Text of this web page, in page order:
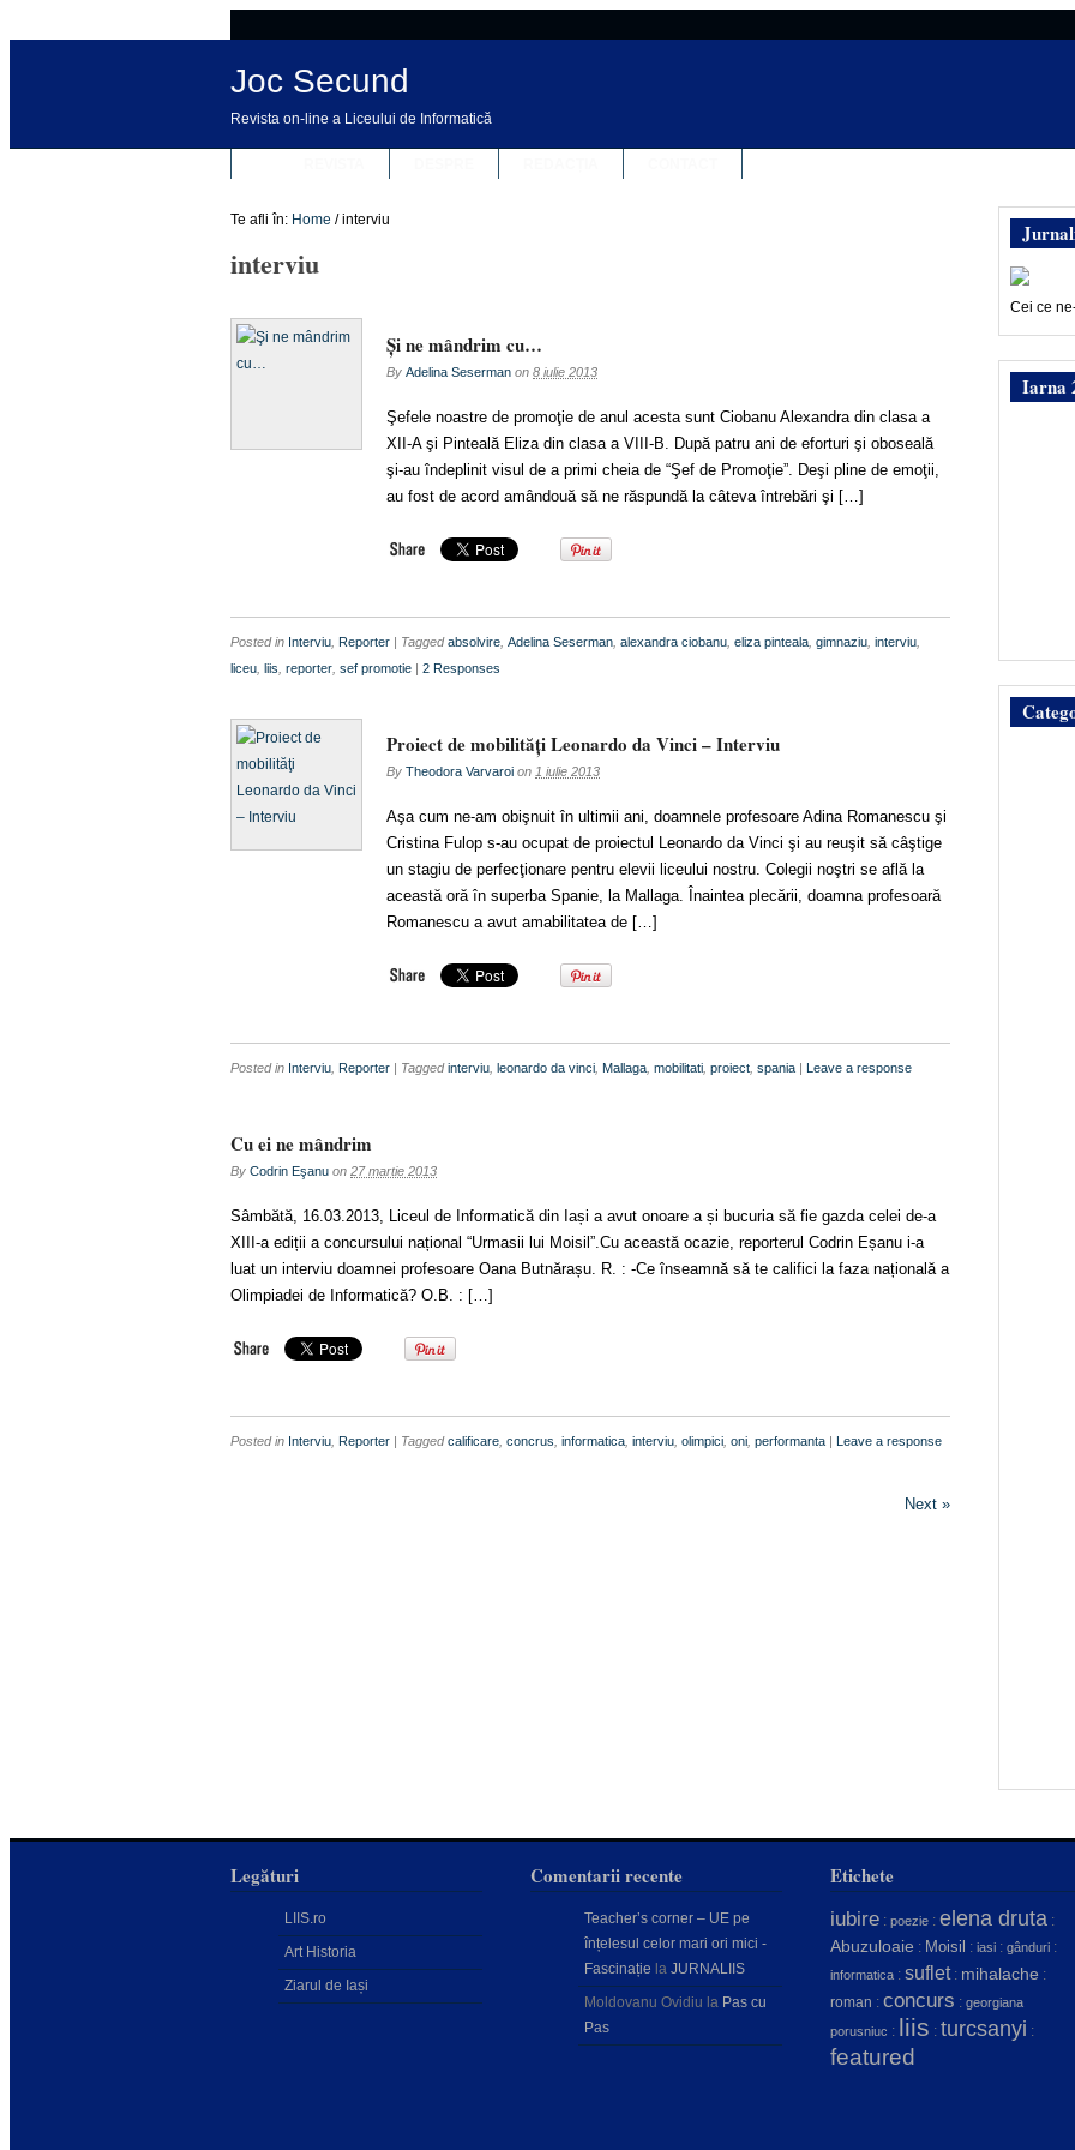
Joc Secund
Revista on-line a Liceului de Informatică
Te afli în: Home / interviu
interviu
Şi ne mândrim cu…
By Adelina Seserman on 8 iulie 2013
Şefele noastre de promoţie de anul acesta sunt Ciobanu Alexandra din clasa a
XII-A şi Pinteală Eliza din clasa a VIII-B. După patru ani de eforturi şi oboseală
şi-au îndeplinit visul de a primi cheia de “Şef de Promoţie”. Deşi pline de emoţii,
au fost de acord amândouă să ne răspundă la câteva întrebări şi […]
Posted in Interviu Reporter | Taggedabsolvire Adelina Seserman alexandra ciobanu eliza pinteala gimnaziu interviu
liceu liis reporter sef promotie | 2 Responses
Proiect de mobilităţi Leonardo da Vinci – Interviu
By Theodora Varvaroi on 1 iulie 2013
Aşa cum ne-am obişnuit în ultimii ani, doamnele profesoare Adina Romanescu şi
Cristina Fulop s-au ocupat de proiectul Leonardo da Vinci şi au reuşit să câştige
un stagiu de perfecţionare pentru elevii liceului nostru. Colegii noştri se află la
această oră în superba Spanie, la Mallaga. Înaintea plecării, doamna profesoară
Romanescu a avut amabilitatea de […]
Posted in Interviu Reporter | Taggedinterviu leonardo da vinci Mallaga mobilitati proiect spania | Leave a response
Cu ei ne mândrim
By Codrin Eşanu on 27 martie 2013
Sâmbătă, 16.03.2013, Liceul de Informatică din Iași a avut onoare a și bucuria să fie gazda celei de-a
XIII-a ediții a concursului național “Urmasii lui Moisil”.Cu această ocazie, reporterul Codrin Eșanu i-a
luat un interviu doamnei profesoare Oana Butnărașu. R. : -Ce înseamnă să te califici la faza națională a
Olimpiadei de Informatică? O.B. : […]
Posted in Interviu Reporter | Taggedcalificare concrus informatica interviu olimpici oni performanta | Leave a response
Next »
Cei ce
Iarna
Legături
LIIS.ro
Art Historia
Ziarul de Iași
Comentarii recente
Teacher’s corner – UE pe
înțelesul celor mari ori mici -
Fascinație la JURNALIIS
Moldovanu Ovidiu la Pas cu
Pas
Etichete
iubire : poezie : elena druta :
Abuzuloaie : Moisil : iasi : gânduri :
informatica : suflet: mihalache :
roman : concurs : georgiana
porusniuc : liis : turcsanyi :
featured